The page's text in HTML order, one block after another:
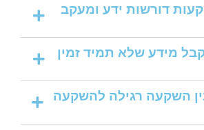
דורשות ידע ומעקב
מידע שלא תמיד זמין
השקעה רגילה להשקעה